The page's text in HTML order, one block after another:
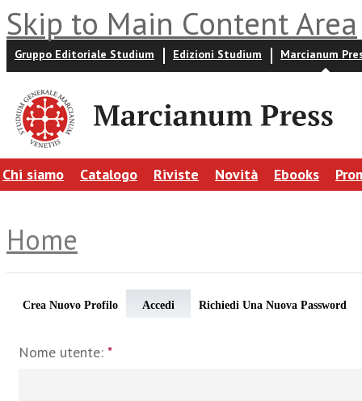
Skip to Main Content Area
Gruppo Editoriale Studium Edizioni Studium Marcianum
Chi siamo Catalogo Riviste Novità Ebooks
Home
Crea Nuovo Profilo Accedi Richiedi Una Nuova Password
Nome utente: *